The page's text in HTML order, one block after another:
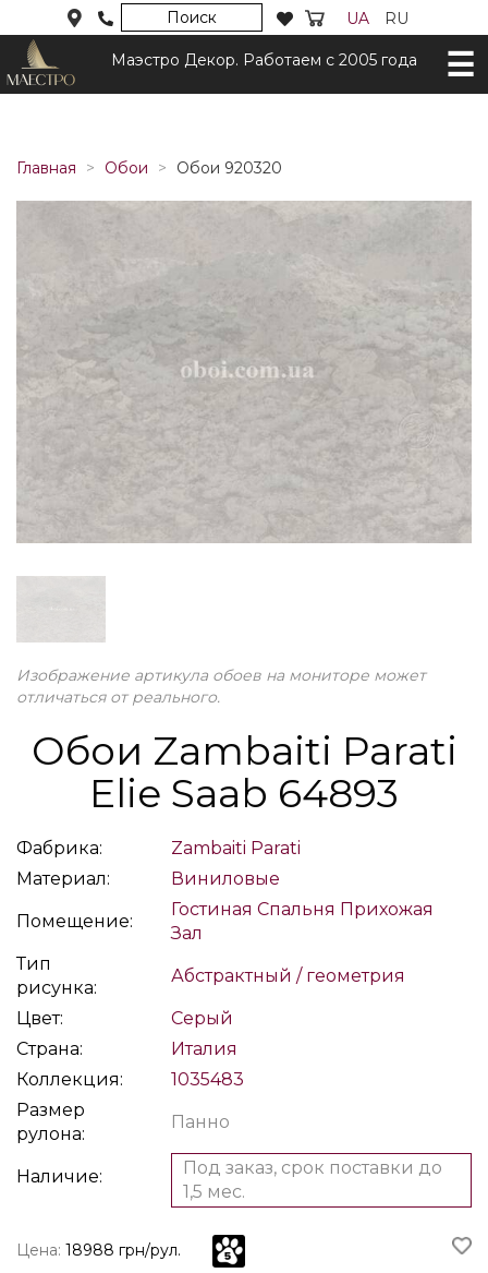
Поиск UA RU
Маэстро Декор. Работаем с 2005 года
Главная Обои Обои 920320
Изображение артикула обоев на мониторе может
отличаться от реального.
Обои Zambaiti Parati
Elie Saab 64893
Фабрика:
Zambaiti Parati
Материал:
Виниловые
Помещение:
Гостиная Спальня Прихожая
Зал
Тип
рисунка:
Абстрактный / геометрия
Цвет:
Серый
Страна:
Италия
Коллекция:
1035483
Размер
рулона:
Панно
Наличие:
Под заказ, срок поставки до
1,5 мес.
Цена: 18988 грн/рул.